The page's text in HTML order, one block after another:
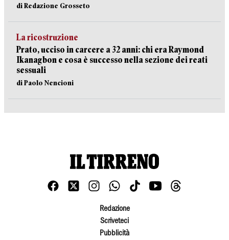
di Redazione Grosseto
La ricostruzione
Prato, ucciso in carcere a 32 anni: chi era Raymond
Ikanagbon e cosa è successo nella sezione dei reati
sessuali
di Paolo Nencioni
Redazione
Scriveteci
Pubblicità